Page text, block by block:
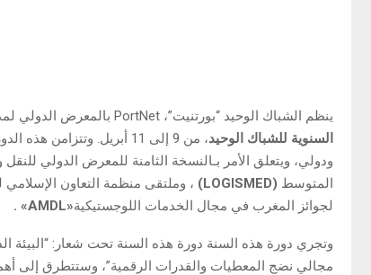
ينظم الشباك الوحيد “بورتنيت”، PortNet بالمعرض الدولي لمدينة الدارالبيضاء،
السنوية للشباك الوحيد
، من 9 إلى 11 أبريل.
ودولي، ويتعلق الأمر بـالنسخة الثامنة للمعرض الدولي للنقل
المتوسط (
LOGISMED
) ، وملتقى منظمة التعاون الإسلامي
لجوائز المغرب في مجال الخدمات اللوجستيكية«AMDL»
.
وتجري دورة هذه السنة دورة هذه السنة تحت شعار: “البيئة
مجالي نضج المعطيات والقدرات الرقمية”، وستتطرق إلى